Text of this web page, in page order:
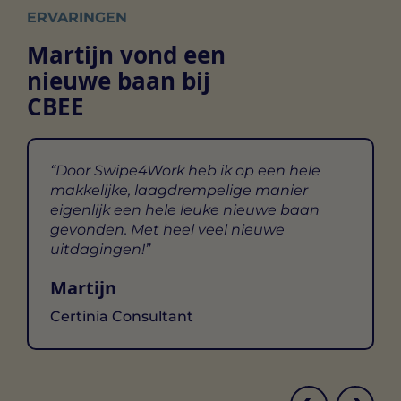
ERVARINGEN
Martijn vond een
nieuwe baan bij
CBEE
Door Swipe4Work heb ik op een hele
makkelijke, laagdrempelige manier
eigenlijk een hele leuke nieuwe baan
gevonden. Met heel veel nieuwe
uitdagingen!
Martijn
Certinia Consultant